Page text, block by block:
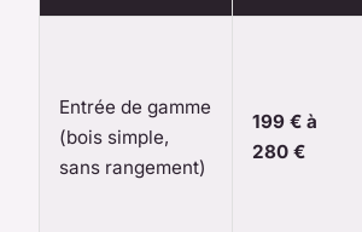
Entrée de gamme
(bois simple,
sans rangement)
199 € à
280 €